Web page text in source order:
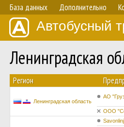
База данных Дополнительно
Автобусный
Ленинградская
Регион
Ленинградская область
АО
ООО